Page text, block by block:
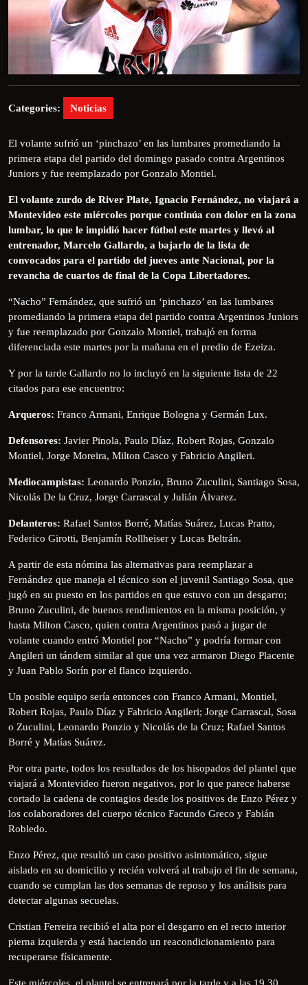
Categories: Noticias
El volante sufrió un ‘pinchazo’ en las lumbares promediando la
primera etapa del partido del domingo pasado contra Argentinos
Juniors y fue reemplazado por Gonzalo Montiel.
El volante zurdo de River Plate, Ignacio Fernández, no viajará a
Montevideo este miércoles porque continúa con dolor en la zona
lumbar, lo que le impidió hacer fútbol este martes y llevó al
entrenador, Marcelo Gallardo, a bajarlo de la lista de
convocados para el partido del jueves ante Nacional, por la
revancha de cuartos de final de la Copa Libertadores.
“Nacho” Fernández, que sufrió un ‘pinchazo’ en las lumbares
promediando la primera etapa del partido contra Argentinos Juniors
y fue reemplazado por Gonzalo Montiel, trabajó en forma
diferenciada este martes por la mañana en el predio de Ezeiza.
Y por la tarde Gallardo no lo incluyó en la siguiente lista de 22
citados para ese encuentro:
Arqueros: Franco Armani, Enrique Bologna y Germán Lux.
Defensores: Javier Pinola, Paulo Díaz, Robert Rojas, Gonzalo
Montiel, Jorge Moreira, Milton Casco y Fabricio Angileri.
Mediocampistas: Leonardo Ponzio, Bruno Zuculini, Santiago Sosa,
Nicolás De la Cruz, Jorge Carrascal y Julián Álvarez.
Delanteros: Rafael Santos Borré, Matías Suárez, Lucas Pratto,
Federico Girotti, Benjamín Rollheiser y Lucas Beltrán.
A partir de esta nómina las alternativas para reemplazar a
Fernández que maneja el técnico son el juvenil Santiago Sosa, que
jugó en su puesto en los partidos en que estuvo con un desgarro;
Bruno Zuculini, de buenos rendimientos en la misma posición, y
hasta Milton Casco, quien contra Argentinos pasó a jugar de
volante cuando entró Montiel por “Nacho” y podría formar con
Angileri un tándem similar al que una vez armaron Diego Placente
y Juan Pablo Sorín por el flanco izquierdo.
Un posible equipo sería entonces con Franco Armani, Montiel,
Robert Rojas, Paulo Díaz y Fabricio Angileri; Jorge Carrascal, Sosa
o Zuculini, Leonardo Ponzio y Nicolás de la Cruz; Rafael Santos
Borré y Matías Suárez.
Por otra parte, todos los resultados de los hisopados del plantel que
viajará a Montevideo fueron negativos, por lo que parece haberse
cortado la cadena de contagios desde los positivos de Enzo Pérez y
los colaboradores del cuerpo técnico Facundo Greco y Fabián
Robledo.
Enzo Pérez, que resultó un caso positivo asintomático, sigue
aislado en su domicilio y recién volverá al trabajo el fin de semana,
cuando se cumplan las dos semanas de reposo y los análisis para
detectar algunas secuelas.
Cristian Ferreira recibió el alta por el desgarro en el recto interior
pierna izquierda y está haciendo un reacondicionamiento para
recuperarse físicamente.
Este miércoles, el plantel se entrenará por la tarde y a las 19.30